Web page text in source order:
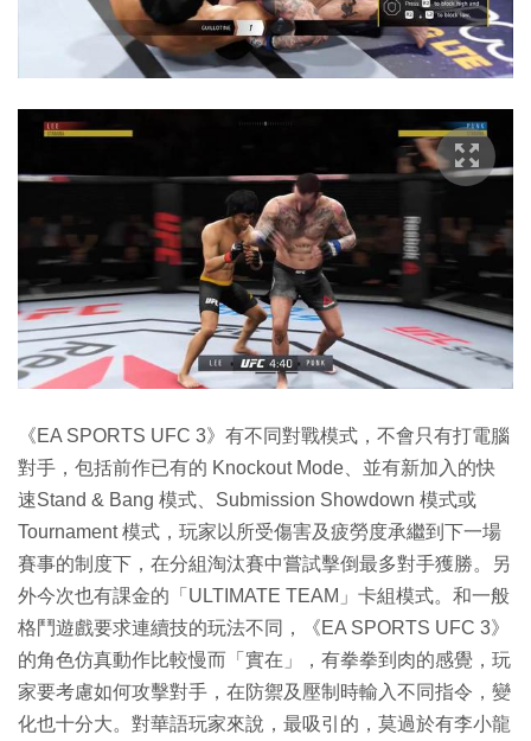
《EA SPORTS UFC 3》有不同對戰模式，不會只有打電腦
對手，包括前作已有的 Knockout Mode、並有新加入的快
速Stand & Bang 模式、Submission Showdown 模式或
Tournament 模式，玩家以所受傷害及疲勞度承繼到下一場
賽事的制度下，在分組淘汰賽中嘗試擊倒最多對手獲勝。另
外今次也有課金的「ULTIMATE TEAM」卡組模式。和一般
格鬥遊戲要求連續技的玩法不同，《EA SPORTS UFC 3》
的角色仿真動作比較慢而「實在」，有拳拳到肉的感覺，玩
家要考慮如何攻擊對手，在防禦及壓制時輸入不同指令，變
化也十分大。對華語玩家來說，最吸引的，莫過於有李小龍